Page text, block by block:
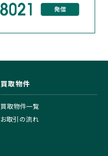
買取物件
買取物件一覧
お取引の流れ